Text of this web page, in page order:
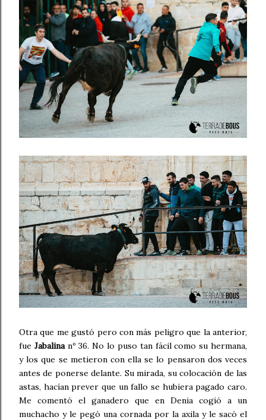
Otra que me gustó pero con más peligro que la anterior,
fue Jabalina nº 36. No lo puso tan fácil como su hermana,
y los que se metieron con ella se lo pensaron dos veces
antes de ponerse delante. Su mirada, su colocación de las
astas, hacían prever que un fallo se hubiera pagado caro.
Me comentó el ganadero que en Denia cogió a un
muchacho y le pegó una cornada por la axila y le sacó el